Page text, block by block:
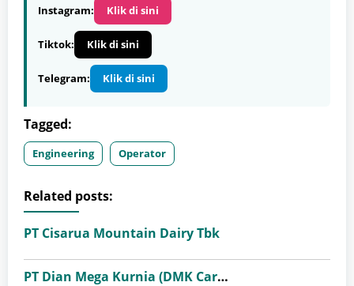
Instagram:
Klik di sini
Tiktok: Klik di sini
Telegram: Klik di sini
Tagged:
Engineering Operator
Related posts:
PT Cisarua Mountain Dairy Tbk
PT Dian Mega Kurnia (DMK Cargo)